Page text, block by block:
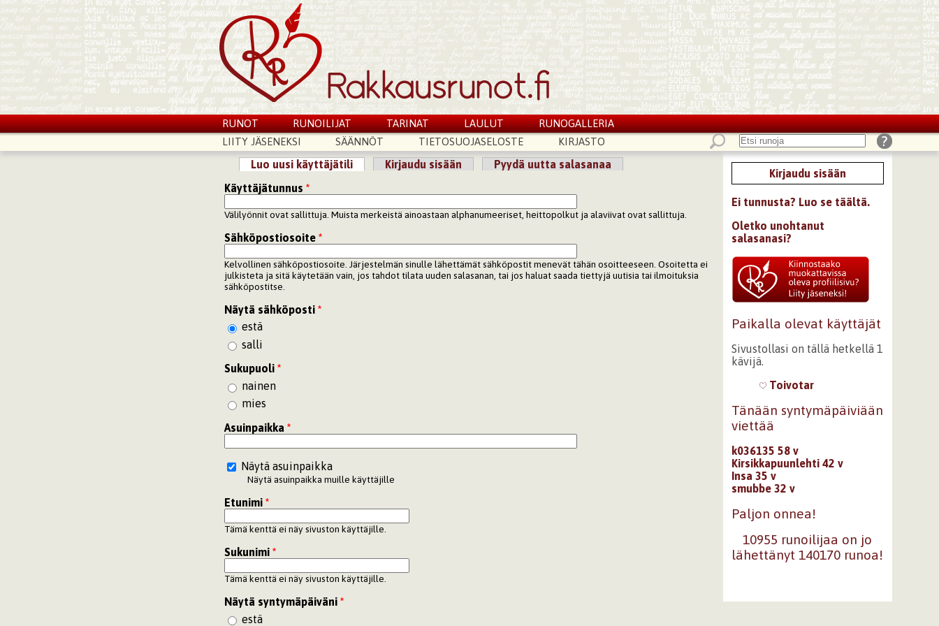
RUNOT RUNOILIJAT TARINAT LAULUT
RUNOGALLERIA
LIITY JÄSENEKSI
SÄÄNNÖT TIETOSUOJASELOSTE KIRJASTO
Ensisijaiset välilehdet
Luo uusi käyttäjätili (aktiivinen välilehti)
Kirjaudu sisään
Pyydä uutta salasanaa
Käyttäjätunnus*
Välilyönnit ovat sallittuja. Muista merkeistä ainoastaan alphanumeeriset, heittopolkut ja alaviivat ovat sallittuja.
Sähköpostiosoite*
Kelvollinen sähköpostiosoite. Järjestelmän sinulle lähettämät sähköpostit menevät tähän osoitteeseen. Osoitetta ei
julkisteta ja sitä käytetään vain, jos tahdot tilata uuden salasanan, tai jos haluat saada tiettyjä uutisia tai ilmoituksia
sähköpostitse.
Näytä sähköposti*
estä
salli
Sukupuoli*
nainen
mies
Asuinpaikka*
Näytä asuinpaikka
Näytä asuinpaikka muille käyttäjille
Etunimi*
Tämä kenttä ei näy sivuston käyttäjille.
Sukunimi*
Tämä kenttä ei näy sivuston käyttäjille.
Näytä syntymäpäiväni*
estä
Kirjaudu sisään
Ei tunnusta? Luo se täältä.
Oletko unohtanut
salasanasi?
Paikalla olevat käyttäjät
Sivustollasi on tällä hetkellä 1
kävijä.
Toivotar
Tänään syntymäpäiviään
viettää
k036135 58 v
Kirsikkapuunlehti 42 v
Insa 35 v
smubbe 32 v
Paljon onnea!
10955 runoilijaa on jo
lähettänyt 140170 runoa!